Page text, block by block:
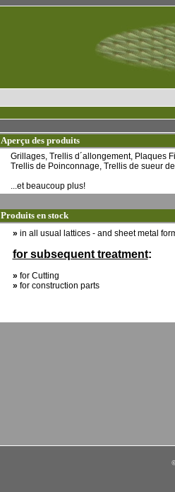
Aperçu des produits
Grillages, Trellis d´allongement, Plaques
Trellis de Poinconnage, Trellis de sueur
...et beaucoup plus!
Produits en stock
» in all usual lattices - and sheet metal
for subsequent treatment:
» for Cutting
» for construction parts